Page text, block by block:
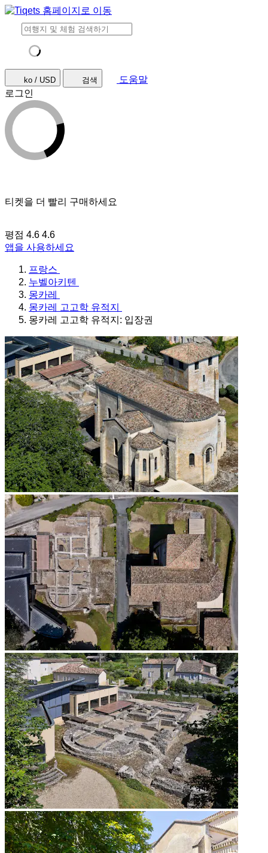
ko / USD 검색
도움말
로그인
티켓을 더 빨리 구매하세요
평점 4.6 4.6
앱을 사용하세요
프랑스
누벨아키텐
몽카레
몽카레 고고학 유적지
몽카레 고고학 유적지: 입장권